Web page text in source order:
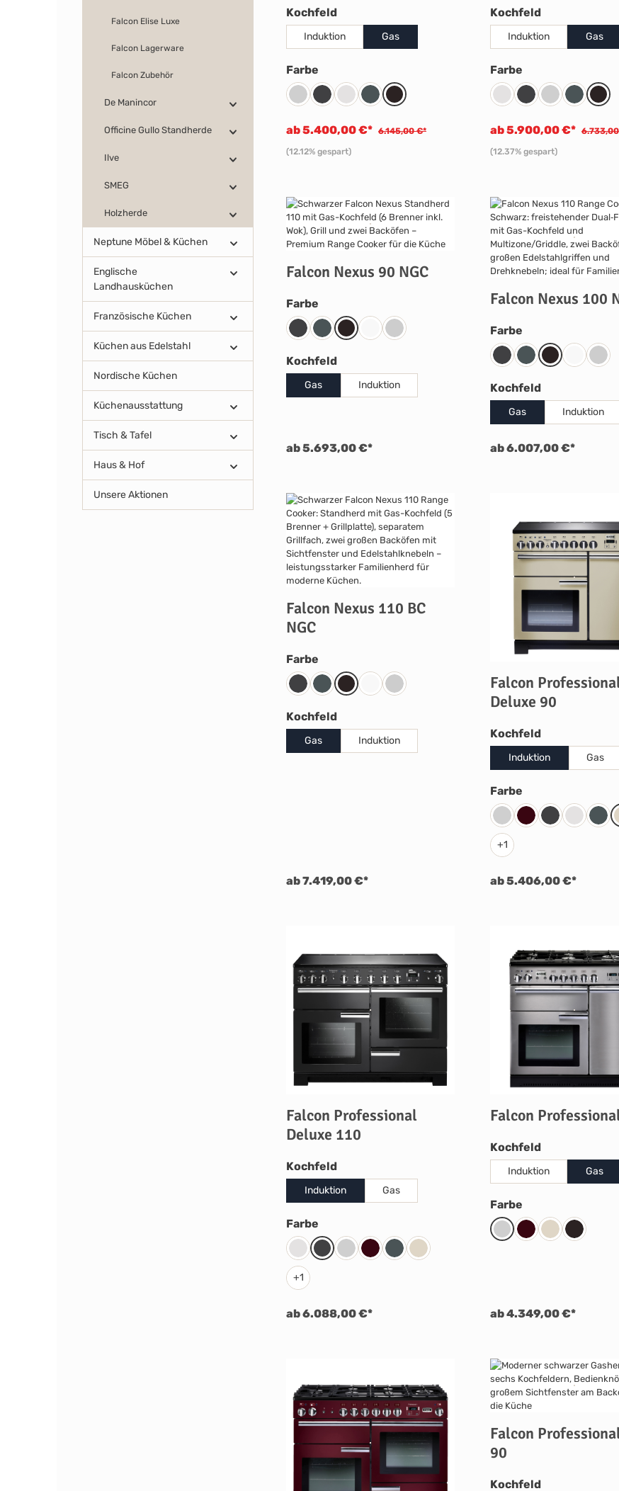
Falcon Elise Luxe
Falcon Lagerware
Falcon Zubehör
De Manincor
Officine Gullo Standherde
Ilve
SMEG
Holzherde
Neptune Möbel & Küchen
Englische
Landhausküchen
Französische Küchen
Küchen aus Edelstahl
Nordische Küchen
Küchenausstattung
Tisch & Tafel
Haus & Hof
Unsere Aktionen
Kochfeldauswählen
Induktion Gas
Farbe
SteelCharcoal Black
WhiteSlateBlack
ab 5.400,00 €* 6.145,00 €*
(12.12% gespart)
Kochfeldauswählen
Induktion Gas
Farbe
WhiteCharcoal Black
SteelSlateBlack
ab 5.900,00 €*
(12.37% gespart)
Falcon Nexus 90 NGC
Farbe
Charcoal Black
SlateBlack Weiß Edelstahl
Kochfeldauswählen
Gas Induktion
ab 5.693,00 €*
Falcon Nexus 100
Farbe
Charcoal Black
SlateBlack Weiß
Kochfeldauswählen
Gas Induktion
ab 6.007,00 €*
Falcon Nexus 110 BC
NGC
Farbe
Charcoal Black
SlateBlack Weiß Edelstahl
Kochfeldauswählen
Gas Induktion
ab 7.419,00 €*
Falcon
Deluxe 90
Kochfeldauswählen
Induktion Gas
Farbe
SteelCranberryCharcoal Black
White
+1
ab 5.406,00 €*
Falcon Professional
Deluxe 110
Kochfeldauswählen
Induktion Gas
Farbe
WhiteCharcoal Black
SteelCranberry
SlateCream
+1
ab 6.088,00 €*
Falcon
Kochfeldauswählen
Induktion Gas
Farbe
SteelCranberry
CreamBlack
ab 4.349,00 €*
Falcon
90
Kochfeldauswählen